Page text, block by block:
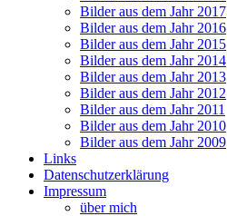
Bilder aus dem Jahr 2017
Bilder aus dem Jahr 2016
Bilder aus dem Jahr 2015
Bilder aus dem Jahr 2014
Bilder aus dem Jahr 2013
Bilder aus dem Jahr 2012
Bilder aus dem Jahr 2011
Bilder aus dem Jahr 2010
Bilder aus dem Jahr 2009
Links
Datenschutzerklärung
Impressum
über mich